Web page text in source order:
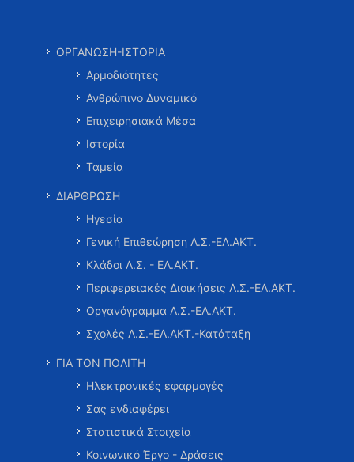
ΟΡΓΑΝΩΣΗ-ΙΣΤΟΡΙΑ
Αρμοδιότητες
Ανθρώπινο Δυναμικό
Επιχειρησιακά Μέσα
Ιστορία
Ταμεία
ΔΙΑΡΘΡΩΣΗ
Ηγεσία
Γενική Επιθεώρηση Λ.Σ.-ΕΛ.ΑΚΤ.
Κλάδοι Λ.Σ. - ΕΛ.ΑΚΤ.
Περιφερειακές Διοικήσεις Λ.Σ.-ΕΛ.ΑΚΤ.
Οργανόγραμμα Λ.Σ.-ΕΛ.ΑΚΤ.
Σχολές Λ.Σ.-ΕΛ.ΑΚΤ.-Κατάταξη
ΓΙΑ ΤΟΝ ΠΟΛΙΤΗ
Ηλεκτρονικές εφαρμογές
Σας ενδιαφέρει
Στατιστικά Στοιχεία
Κοινωνικό Έργο - Δράσεις